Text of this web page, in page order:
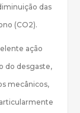
das
(CO2).
ação
do desgaste,
mecânicos,